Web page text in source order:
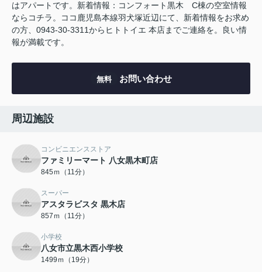
はアパートです。新着情報：コンフォート黒木 C棟の空室情報
ならコチラ。ココ鹿児島本線羽犬塚近辺にて、新着情報をお求め
の方、0943-30-3311からヒトトイエ 本店までご連絡を。良い情
報が満載です。
無料 お問い合わせ
周辺施設
コンビニエンスストア
ファミリーマート 八女黒木町店
845ｍ（11分）
スーパー
アスタラビスタ 黒木店
857ｍ（11分）
小学校
八女市立黒木西小学校
1499ｍ（19分）